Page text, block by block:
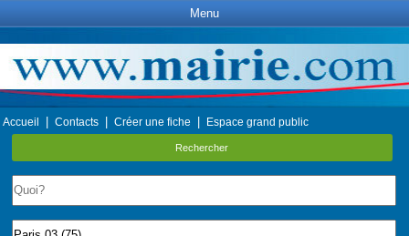
Menu
Accueil Contacts Créer une fiche Espace grand public
Rechercher